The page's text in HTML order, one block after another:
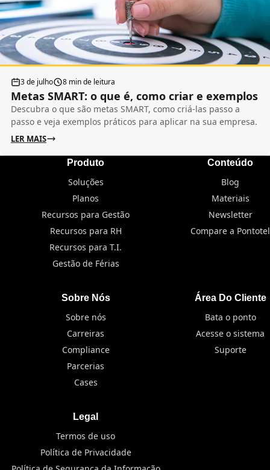
3 de julho 8 min de leitura
Metas SMART: o que é, como criar e exemplos
Descubra o que são metas SMART, como criá-las passo a
passo e veja exemplos práticos para aplicar na sua empresa.
LER MAIS
Produto
Soluções
Planos
Recursos para Gestão
Recursos para RH
Recursos para T.I.
Gestão de Férias
Conteúdo
Blog
Materiais
Newsletter
Compare a Pontotel
Sobre Nós
Sobre nós
Carreiras
Compliance
Parcerias
Cases
Área Do Cliente
Bata o ponto
Acesse o sistema
Suporte
Legal
Termos de uso
Política de Privacidade